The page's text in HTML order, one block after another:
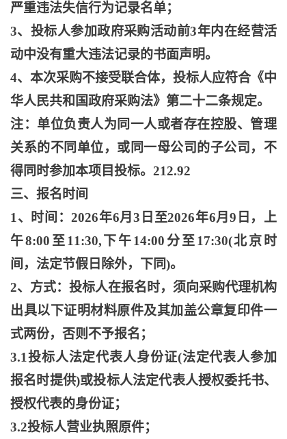
严重违法失信行为记录名单；
3、投标人参加政府采购活动前3年内在经营活
动中没有重大违法记录的书面声明。
4、本次采购不接受联合体，投标人应符合《中
华人民共和国政府采购法》第二十二条规定。
注：单位负责人为同一人或者存在控股、管理
关系的不同单位，或同一母公司的子公司，不
得同时参加本项目投标。 212.92
三、报名时间
1、时间：2026年6月3日至2026年6月9日，上
午8:00至11:30,下午14:00分至17:30(北京时
间，法定节假日除外，下同)。
2、方式：投标人在报名时，须向采购代理机构
出具以下证明材料原件及其加盖公章复印件一
式两份，否则不予报名；
3.1投标人法定代表人身份证(法定代表人参加
报名时提供)或投标人法定代表人授权委托书、
授权代表的身份证；
3.2投标人营业执照原件；